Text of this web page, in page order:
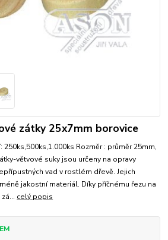
zátky 25x7mm borovice
Rozměr : průměr 25mm,
větvové suky jsou určeny na opravy
vad v rostlém dřevě. Jejich
jakostní materiál. Díky příčnému řezu na
celý popis